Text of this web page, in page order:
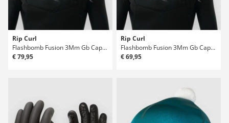
Rip Curl
Flashbomb Fusion 3Mm Gb Capuz
€ 79,95
Rip Curl
Flashbomb Fusion 3Mm Gb Capuz
€ 69,95